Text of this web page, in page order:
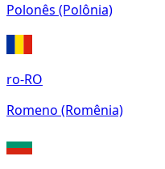
Polonês (Polônia)
ro-RO
Romeno (Romênia)